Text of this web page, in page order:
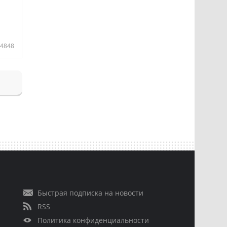
4848
Быстрая подписка на новости
RSS
Политика конфиденциальности